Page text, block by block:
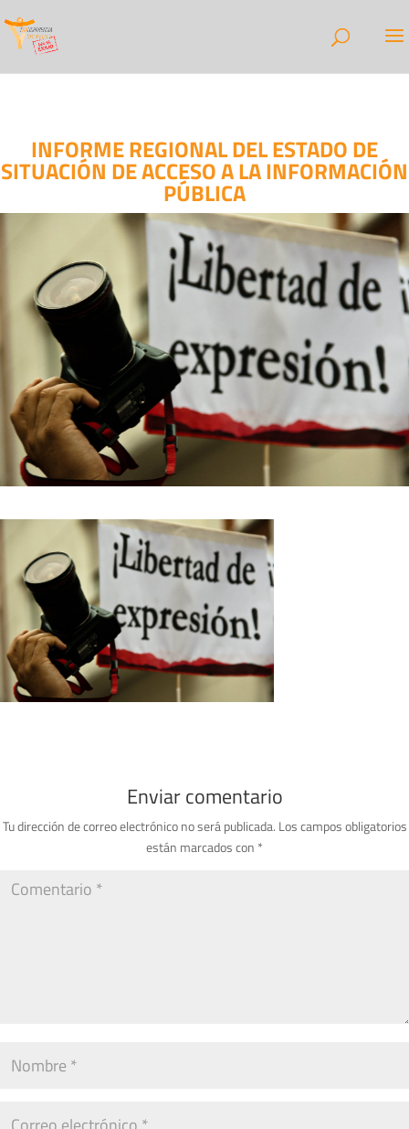
INFORME REGIONAL DEL ESTADO DE
SITUACIÓN DE ACCESO A LA INFORMACIÓN
PÚBLICA
Enviar comentario
Tu dirección de correo electrónico no será publicada. Los campos obligatorios
están marcados con *